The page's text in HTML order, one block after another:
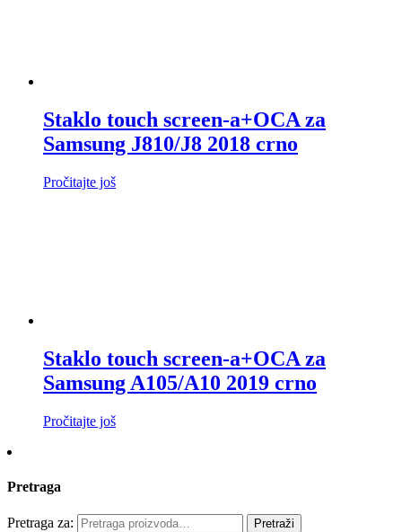
Staklo touch screen-a+OCA za
Samsung J810/J8 2018 crno
Pročitajte još
Staklo touch screen-a+OCA za
Samsung A105/A10 2019 crno
Pročitajte još
Pretraga
Pretraga za: Pretraži